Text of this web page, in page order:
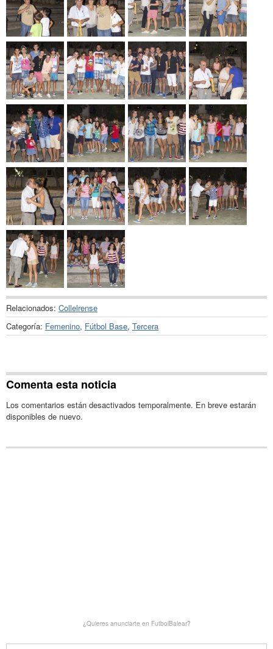
Relacionados: Collelrense
Categoría: Femenino, Fútbol Base, Tercera
Comenta esta noticia
Los comentarios están desactivados temporalmente. En breve estarán
disponibles de nuevo.
¿Quieres anunciarte en FutbolBalear?